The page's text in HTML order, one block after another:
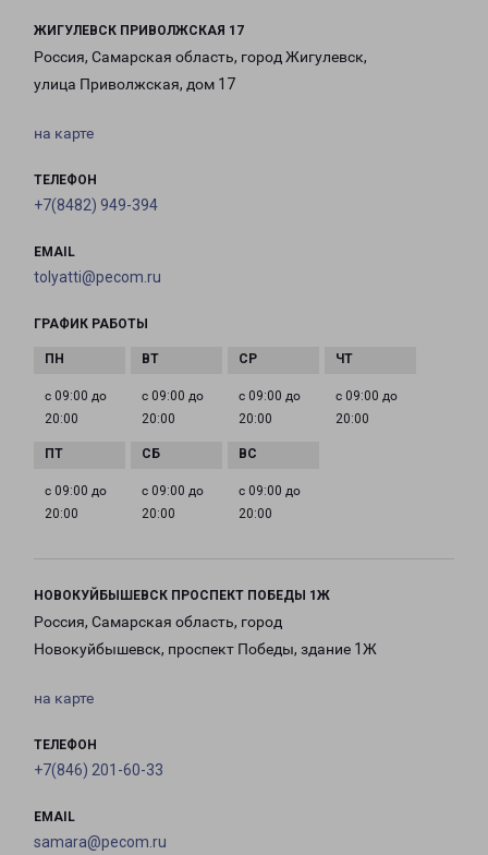
ЖИГУЛЕВСК ПРИВОЛЖСКАЯ 17
Россия, Самарская область, город Жигулевск,
улица Приволжская, дом 17
на карте
ТЕЛЕФОН
+7(8482) 949-394
EMAIL
tolyatti@pecom.ru
ГРАФИК РАБОТЫ
с 09:00 до
20:00
с 09:00 до
20:00
с 09:00 до
20:00
с 09:00 до
20:00
с 09:00 до
20:00
с 09:00 до
20:00
с 09:00 до
20:00
НОВОКУЙБЫШЕВСК ПРОСПЕКТ ПОБЕДЫ 1Ж
Россия, Самарская область, город
Новокуйбышевск, проспект Победы, здание 1Ж
на карте
ТЕЛЕФОН
+7(846) 201-60-33
EMAIL
samara@pecom.ru